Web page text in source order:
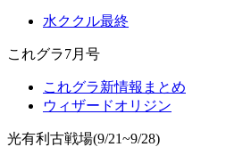
水ククル最終
これグラ7月号
これグラ新情報まとめ
ウィザードオリジン
光有利古戦場(9/21~9/28)